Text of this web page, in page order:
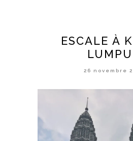
ESCALE À
26 novembre